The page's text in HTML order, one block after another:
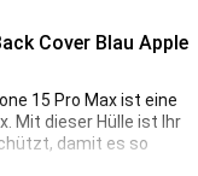
Cover Blau Apple
15 Pro Max ist eine
Mit dieser Hülle ist Ihr
damit es so